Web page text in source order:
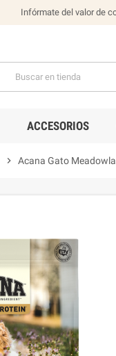
Infórmate del valor de
ACCESORIOS
chevron_right Acana Gato